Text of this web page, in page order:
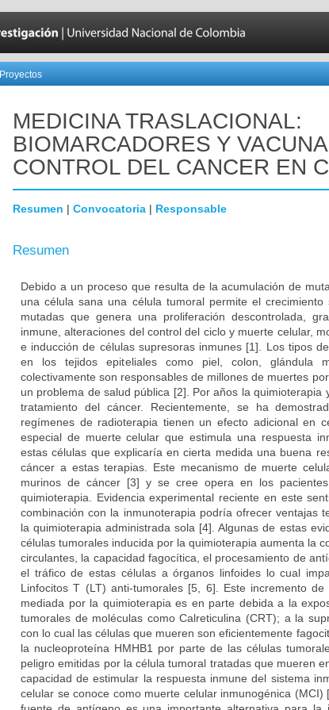
Proyectos
MEDICINA TRASLACIONAL:
BIOMARCADORES Y
CONTROL DEL CANCER EN
Resumen | Convocatoria | Responsable
Resumen
Debido a un proceso que resulta de la acumulación de
una célula sana una célula tumoral permite el
mutadas que genera una proliferación descontrolada,
inmune, alteraciones del control del ciclo y muerte celular,
e inducción de células supresoras inmunes [1]. Los tipos
en los tejidos epiteliales como piel, colon, glándula
colectivamente son responsables de millones de muertes
un problema de salud pública [2]. Por años la
tratamiento del cáncer. Recientemente, se ha
regímenes de radioterapia tienen un efecto adicional en
especial de muerte celular que estimula una respuesta
estas células que explicaría en cierta medida una buena
cáncer a estas terapias. Este mecanismo de muerte
murinos de cáncer [3] y se cree opera en los
quimioterapia. Evidencia experimental reciente en este
combinación con la inmunoterapia podría ofrecer ventajas
la quimioterapia administrada sola [4]. Algunas de estas
células tumorales inducida por la quimioterapia aumenta la
circulantes, la capacidad fagocítica, el procesamiento de
el tráfico de estas células a órganos linfoides lo cual
Linfocitos T (LT) anti-tumorales [5, 6]. Este incremento
mediada por la quimioterapia es en parte debida a la
tumorales de moléculas como Calreticulina (CRT); a la
con lo cual las células que mueren son eficientemente
la nucleoproteína HMHB1 por parte de las células
peligro emitidas por la célula tumoral tratadas que mueren
capacidad de estimular la respuesta inmune del sistema
celular se conoce como muerte celular inmunogénica